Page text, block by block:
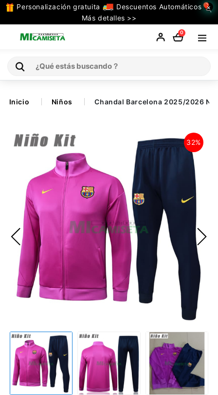
Personalización gratuita
Descuentos Automáticos
Más detalles >>
×
0
TODAS
LAS
CATEGORIAS
Retro
Ligue 1
Serie A
Premier League
Bundesliga
Otras Ligas
Niño
Jugadores
Inicio Niños Chandal Barcelona 2025/2026
32%